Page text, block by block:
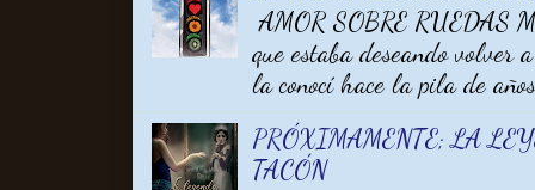
AMOR SOBRE RUEDAS
que estaba deseando volver
la conocí hace la pila de
PRÓXIMAMENTE; LA
TACÓN